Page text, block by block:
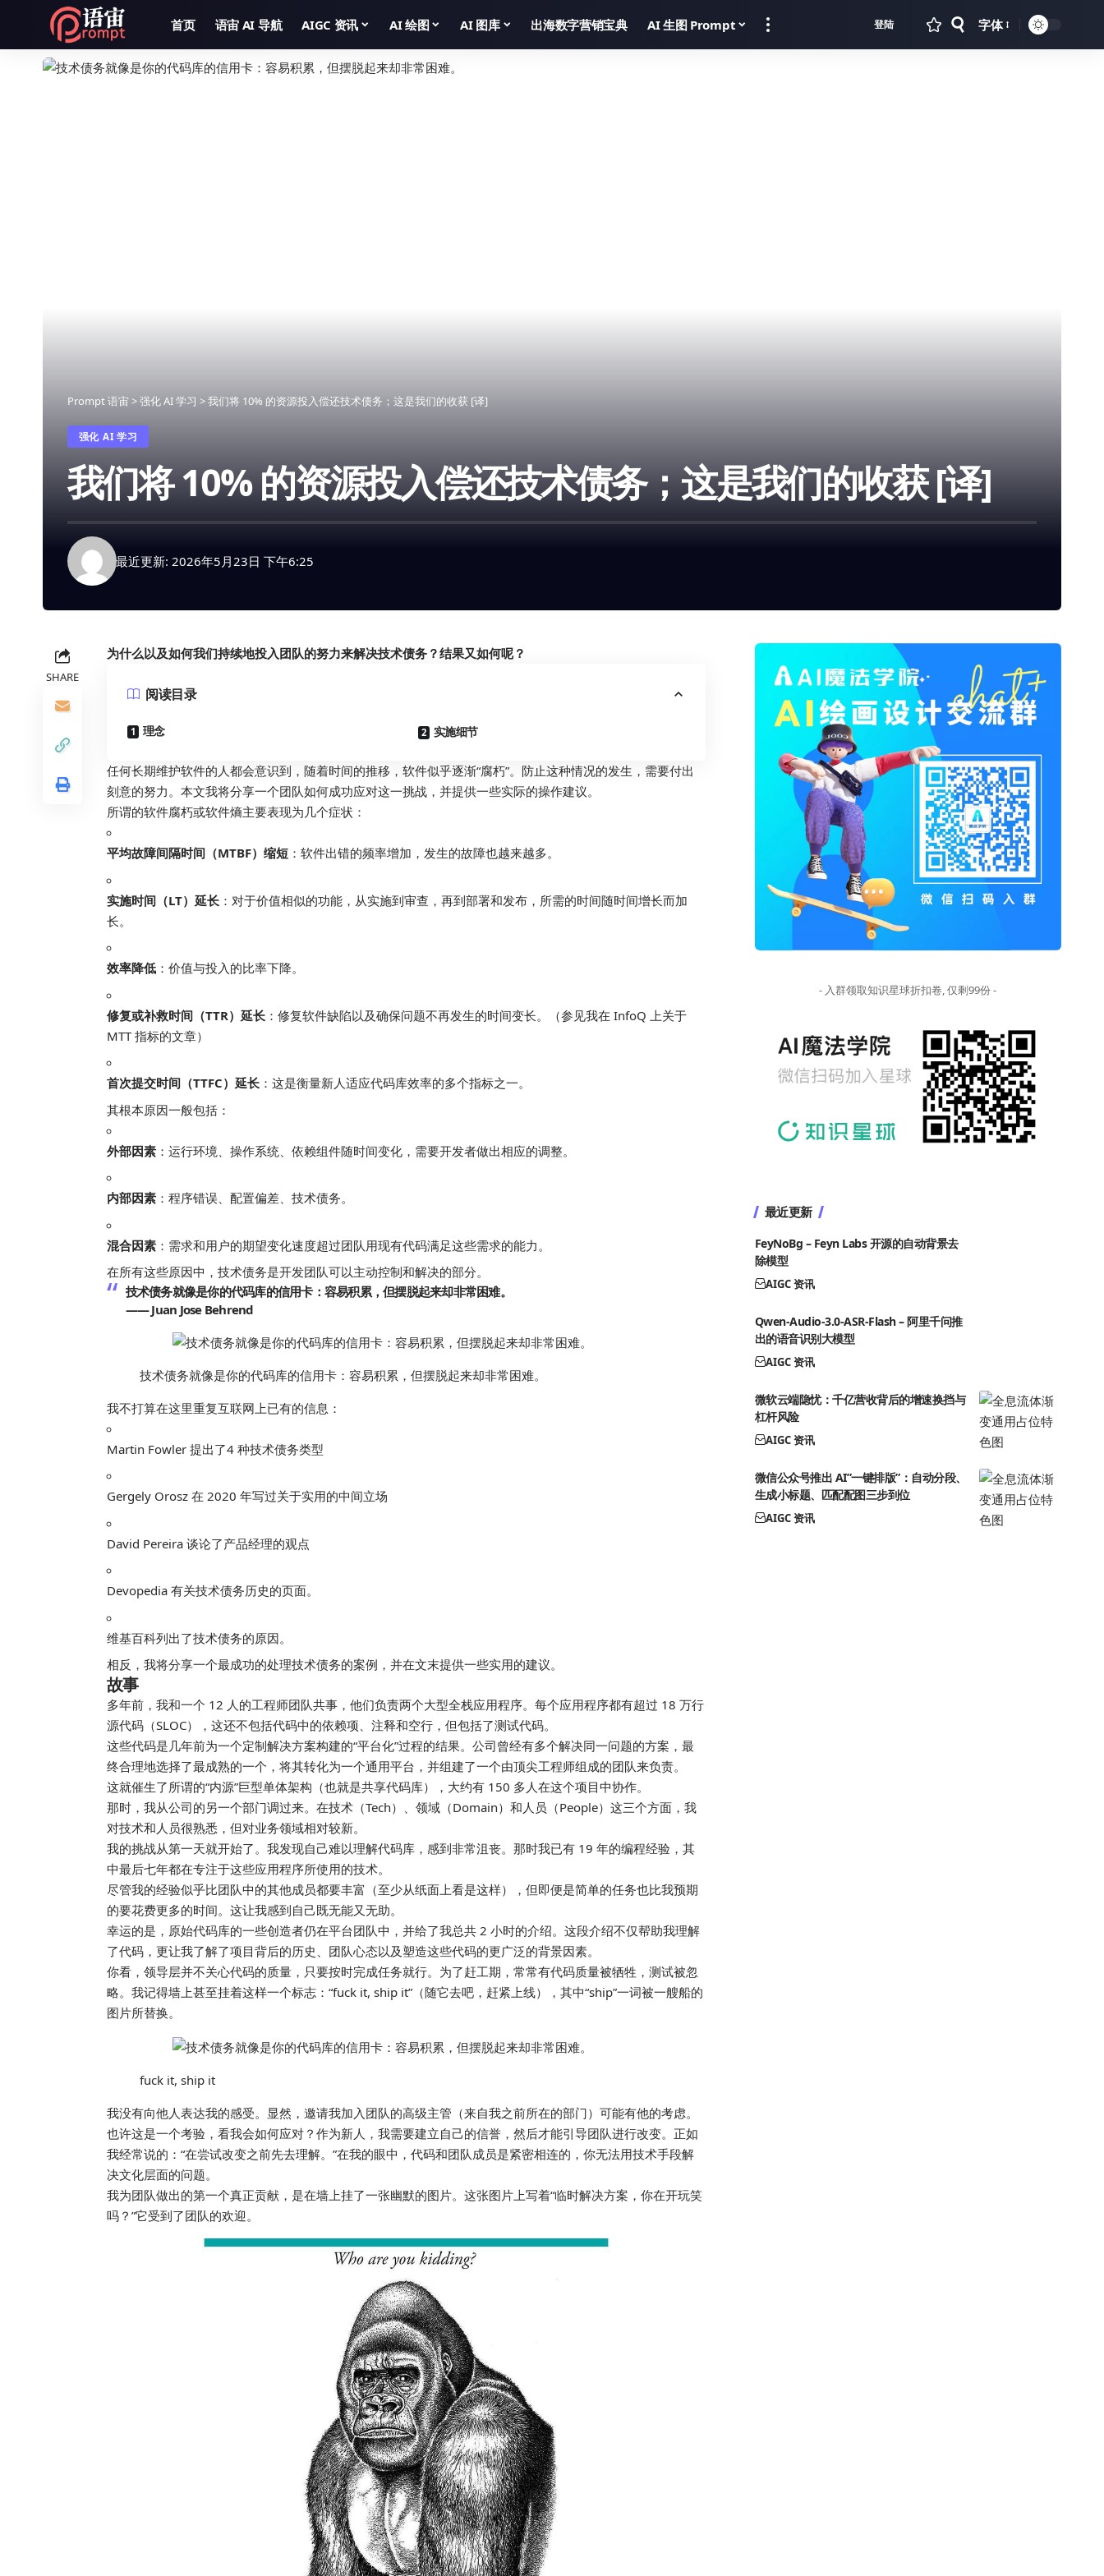
首页 语宙 AI 导航 AIGC 资讯 AI 绘图 AI 图库 出海数字营销宝典 AI 生图 Prompt 登陆
Font
Resizer
字体
Prompt 语宙>强化 AI 学习 >我们将 10% 的资源投入偿还技术债务；这是我们的收获 [译]
强化 AI 学习
我们将 10% 的资源投入偿还技术债务；这是我们的收获 [译]
最近更新: 2026年5月23日 下午6:25
SHARE
为什么以及如何我们持续地投入团队的努力来解决技术债务？结果又如何呢？
阅读目录
理念 实施细节
任何长期维护软件的人都会意识到，随着时间的推移，软件似乎逐渐“腐朽”。防止这种情况的发生，需要付出
刻意的努力。本文我将分享一个团队如何成功应对这一挑战，并提供一些实际的操作建议。
所谓的软件腐朽或软件熵主要表现为几个症状：
平均故障间隔时间（MTBF）缩短 ：软件出错的频率增加，发生的故障也越来越多。
实施时间（LT）延长 ：对于价值相似的功能，从实施到审查，再到部署和发布，所需的时间随时间增长而加
长。
效率降低 ：价值与投入的比率下降。
修复或补救时间（TTR）延长 ：修复软件缺陷以及确保问题不再发生的时间变长。（参见我在 InfoQ 上关于
MTT 指标的文章）
首次提交时间（TTFC）延长 ：这是衡量新人适应代码库效率的多个指标之一。
其根本原因一般包括：
外部因素 ：运行环境、操作系统、依赖组件随时间变化，需要开发者做出相应的调整。
内部因素 ：程序错误、配置偏差、技术债务。
混合因素 ：需求和用户的期望变化速度超过团队用现有代码满足这些需求的能力。
在所有这些原因中，技术债务是开发团队可以主动控制和解决的部分。
技术债务就像是你的代码库的信用卡：容易积累，但摆脱起来却非常困难。
—— Juan Jose Behrend
技术债务就像是你的代码库的信用卡：容易积累，但摆脱起来却非常困难。
我不打算在这里重复互联网上已有的信息：
Martin Fowler 提出了4 种技术债务类型
Gergely Orosz 在 2020 年写过关于实用的中间立场
David Pereira 谈论了产品经理的观点
Devopedia 有关技术债务历史的页面。
维基百科列出了技术债务的原因。
相反，我将分享一个最成功的处理技术债务的案例，并在文末提供一些实用的建议。
故事
多年前，我和一个 12 人的工程师团队共事，他们负责两个大型全栈应用程序。每个应用程序都有超过 18 万行
源代码（SLOC），这还不包括代码中的依赖项、注释和空行，但包括了测试代码。
这些代码是几年前为一个定制解决方案构建的“平台化”过程的结果。公司曾经有多个解决同一问题的方案，最
终合理地选择了最成熟的一个，将其转化为一个通用平台，并组建了一个由顶尖工程师组成的团队来负责。
这就催生了所谓的“内源”巨型单体架构（也就是共享代码库），大约有 150 多人在这个项目中协作。
那时，我从公司的另一个部门调过来。在技术（Tech）、领域（Domain）和人员（People）这三个方面，我
对技术和人员很熟悉，但对业务领域相对较新。
我的挑战从第一天就开始了。我发现自己难以理解代码库，感到非常沮丧。那时我已有 19 年的编程经验，其
中最后七年都在专注于这些应用程序所使用的技术。
尽管我的经验似乎比团队中的其他成员都要丰富（至少从纸面上看是这样），但即便是简单的任务也比我预期
的要花费更多的时间。这让我感到自己既无能又无助。
幸运的是，原始代码库的一些创造者仍在平台团队中，并给了我总共 2 小时的介绍。这段介绍不仅帮助我理解
了代码，更让我了解了项目背后的历史、团队心态以及塑造这些代码的更广泛的背景因素。
你看，领导层并不关心代码的质量，只要按时完成任务就行。为了赶工期，常常有代码质量被牺牲，测试被忽
略。我记得墙上甚至挂着这样一个标志：“fuck it, ship it”（随它去吧，赶紧上线），其中“ship”一词被一艘船的
图片所替换。
fuck it, ship it
我没有向他人表达我的感受。显然，邀请我加入团队的高级主管（来自我之前所在的部门）可能有他的考虑。
也许这是一个考验，看我会如何应对？作为新人，我需要建立自己的信誉，然后才能引导团队进行改变。正如
我经常说的：“在尝试改变之前先去理解。”在我的眼中，代码和团队成员是紧密相连的，你无法用技术手段解
决文化层面的问题。
我为团队做出的第一个真正贡献，是在墙上挂了一张幽默的图片。这张图片上写着“临时解决方案，你在开玩笑
吗？”它受到了团队的欢迎。
- 入群领取知识星球折扣卷, 仅剩99份 -
最近更新
FeyNoBg – Feyn Labs 开源的自动背景去
除模型
AIGC 资讯
Qwen-Audio-3.0-ASR-Flash – 阿里千问推
出的语音识别大模型
AIGC 资讯
微软云端隐忧：千亿营收背后的增速换挡与
杠杆风险
AIGC 资讯
微信公众号推出 AI”一键排版”：自动分段、
生成小标题、匹配配图三步到位
AIGC 资讯